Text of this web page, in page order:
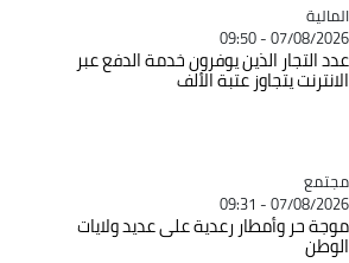
07/08/2026 -
التجار الذين يوفرون خدمة الدفع عبر
يتجاوز عتبة الألف
07/08/2026 -
حر وأمطار رعدية على عديد ولايات